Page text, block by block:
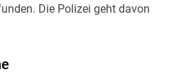
Die Polizei geht davon
und schließlich sich selbst